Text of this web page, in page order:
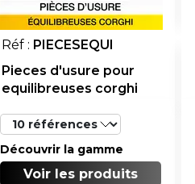
Réf : PIECESEQUI
Pieces d'usure pour
equilibreuses corghi
Découvrir la gamme
Voir les produits